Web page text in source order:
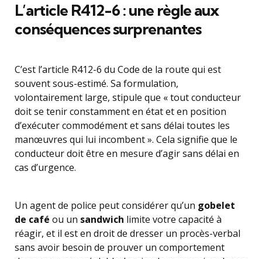
L’article R412-6 : une règle aux
conséquences surprenantes
C’est l’article R412-6 du Code de la route qui est
souvent sous-estimé. Sa formulation,
volontairement large, stipule que « tout conducteur
doit se tenir constamment en état et en position
d’exécuter commodément et sans délai toutes les
manœuvres qui lui incombent ». Cela signifie que le
conducteur doit être en mesure d’agir sans délai en
cas d’urgence.
Un agent de police peut considérer qu’un gobelet
de café ou un sandwich limite votre capacité à
réagir, et il est en droit de dresser un procès-verbal
sans avoir besoin de prouver un comportement